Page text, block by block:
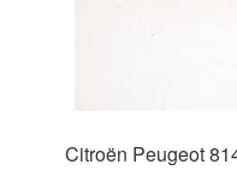
Citroën Peugeot